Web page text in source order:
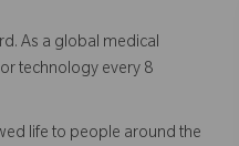
As a global medical
technology every 8
life to people around the